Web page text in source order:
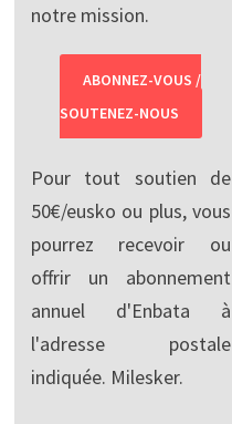
notre mission.
ABONNEZ-VOUS /
SOUTENEZ-NOUS
Pour tout soutien de
50€/eusko ou plus, vous
pourrez recevoir ou
offrir un abonnement
annuel d'Enbata à
l'adresse postale
indiquée. Milesker.